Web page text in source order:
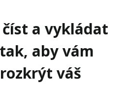
a vykládat
aby vám
váš